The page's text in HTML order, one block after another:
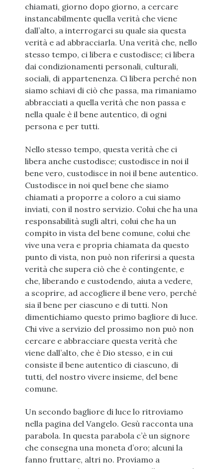
chiamati, giorno dopo giorno, a cercare
instancabilmente quella verità che viene
dall’alto, a interrogarci su quale sia questa
verità e ad abbracciarla. Una verità che, nello
stesso tempo, ci libera e custodisce; ci libera
dai condizionamenti personali, culturali,
sociali, di appartenenza. Ci libera perché non
siamo schiavi di ciò che passa, ma rimaniamo
abbracciati a quella verità che non passa e
nella quale è il bene autentico, di ogni
persona e per tutti.
Nello stesso tempo, questa verità che ci
libera anche custodisce; custodisce in noi il
bene vero, custodisce in noi il bene autentico.
Custodisce in noi quel bene che siamo
chiamati a proporre a coloro a cui siamo
inviati, con il nostro servizio. Colui che ha una
responsabilità sugli altri, colui che ha un
compito in vista del bene comune, colui che
vive una vera e propria chiamata da questo
punto di vista, non può non riferirsi a questa
verità che supera ciò che è contingente, e
che, liberando e custodendo, aiuta a vedere,
a scoprire, ad accogliere il bene vero, perché
sia il bene per ciascuno e di tutti. Non
dimentichiamo questo primo bagliore di luce.
Chi vive a servizio del prossimo non può non
cercare e abbracciare questa verità che
viene dall’alto, che è Dio stesso, e in cui
consiste il bene autentico di ciascuno, di
tutti, del nostro vivere insieme, del bene
comune.
Un secondo bagliore di luce lo ritroviamo
nella pagina del Vangelo. Gesù racconta una
parabola. In questa parabola c’è un signore
che consegna una moneta d’oro; alcuni la
fanno fruttare, altri no. Proviamo a